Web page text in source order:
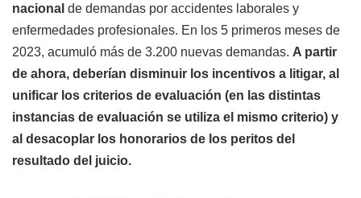
nacional de demandas por accidentes laborales y
enfermedades profesionales. En los 5 primeros meses de
2023, acumuló más de 3.200 nuevas demandas. A partir
de ahora, deberían disminuir los incentivos a litigar, al
unificar los criterios de evaluación (en las distintas
instancias de evaluación se utiliza el mismo criterio) y
al desacoplar los honorarios de los peritos del
resultado del juicio.